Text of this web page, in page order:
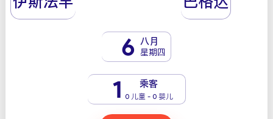
6 八月
星期四
1 乘客
0 儿童 - 0 婴儿